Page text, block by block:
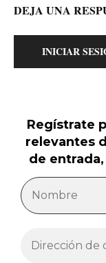
DEJA UNA
INICIAR
Regístrate
relevantes
de entrada,